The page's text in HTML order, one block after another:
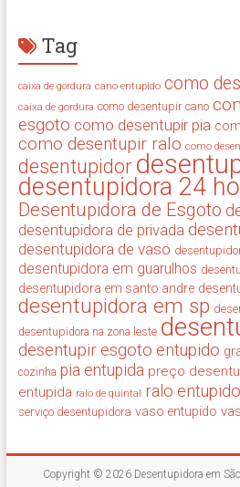
Tag
caixa de gordura cano entupido como
caixa de gordura como desentupir cano
esgoto como desentupir pia
como desentupir ralo como
desentupidor
desentupidora 24
Desentupidora de Esgoto
desentupidora de privada
desentupidora de vaso
desentupidora em guarulhos
desentupidora em santo andre
desentupidora em sp
desentupidora na zona leste
desentupir esgoto entupido
cozinha pia entupida preço
entupida ralo de quintal ralo entupido
serviço desentupidora vaso entupido
Copyright © 2026 Desentupidora em